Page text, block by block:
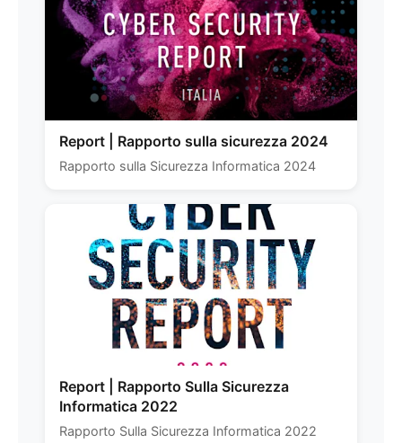
Report | Rapporto sulla sicurezza 2024
Rapporto sulla Sicurezza Informatica 2024
Report | Rapporto Sulla Sicurezza
Informatica 2022
Rapporto Sulla Sicurezza Informatica 2022